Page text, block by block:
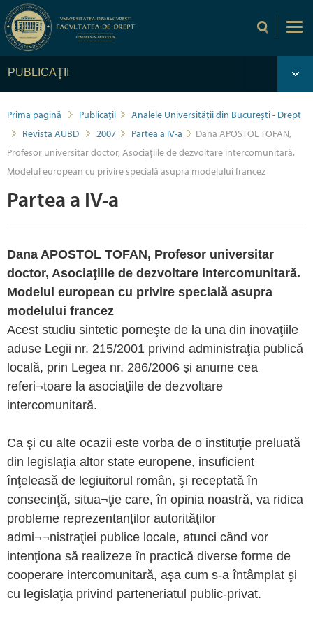
PUBLICAŢII
Prima pagină Publicaţii
Analele Universității din București - Drept
Revista AUBD
2007 Partea a IV-a
Dana APOSTOL TOFAN,
Profesor universitar doctor, Asociaţiile de dezvoltare intercomunitară.
Modelul european cu privire specială asupra modelului francez
Partea a IV-a
Dana APOSTOL TOFAN, Profesor universitar
doctor, Asociaţiile de dezvoltare intercomunitară.
Modelul european cu privire specială asupra
modelului francez
Acest studiu sintetic porneşte de la una din inovaţiile
aduse Legii nr. 215/2001 privind administraţia publică
locală, prin Legea nr. 286/2006 şi anume cea
referi¬toare la asociaţiile de dezvoltare
intercomunitară.
Ca şi cu alte ocazii este vorba de o instituţie preluată
din legislaţia altor state europene, insuficient
înţeleasă de legiuitorul român, şi receptată în
consecinţă, situa¬ţie care, în opinia noastră, va ridica
probleme reprezentanţilor autorităţilor
admi¬¬nistraţiei publice locale, atunci când vor
intenţiona să realizeze în practică diverse forme de
cooperare intercomunitară, aşa cum s-a întâmplat şi
cu legislaţia privind parteneriatul public-privat.